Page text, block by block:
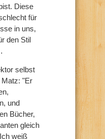
Diese
für
in uns,
den Stil
selbst
"Er
und
Bücher,
gleich
weiß